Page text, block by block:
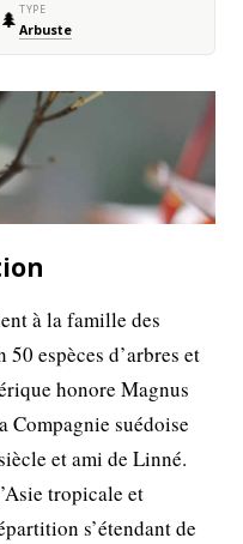
🌲 TYPE
Arbuste
à la famille des
espèces d’arbres et
honore Magnus
Compagnie suédoise
et ami de Linné.
tropicale et
s’étendant de